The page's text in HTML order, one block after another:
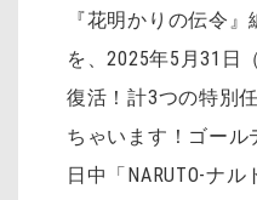
『花明かりの伝令
を、2025年5月31日
復活！計3つの特別
ちゃいます！ゴール
日中「NARUTO-ナル